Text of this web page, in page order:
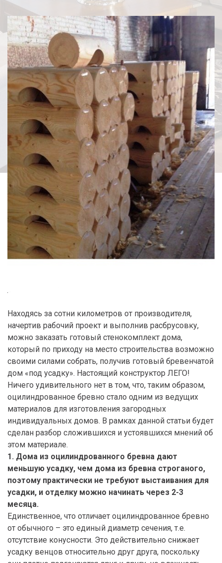
Находясь за сотни километров от производителя,
начертив рабочий проект и выполнив расбрусовку,
можно заказать готовый стенокомплект дома,
который по приходу на место строительства возможно
своими силами собрать, получив готовый бревенчатой
дом «под усадку». Настоящий конструктор ЛЕГО!
Ничего удивительного нет в том, что, таким образом,
оцилиндрованное бревно стало одним из ведущих
материалов для изготовления загородных
индивидуальных домов. В рамках данной статьи будет
сделан разбор сложившихся и устоявшихся мнений об
этом материале.
1. Дома из оцилиндрованного бревна дают
меньшую усадку, чем дома из бревна строганого,
поэтому практически не требуют выстаивания для
усадки, и отделку можно начинать через 2-3
месяца.
Единственное, что отличает оцилиндрованное бревно
от обычного – это единый диаметр сечения, т.е.
отсутствие конусности. Это действительно снижает
усадку венцов относительно друг друга, поскольку